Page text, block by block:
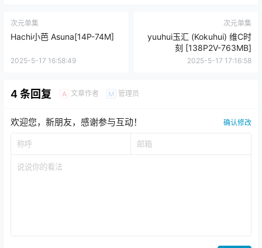
次元单集
Hachi小芭 Asuna[14P-74M]
2025-5-17 16:58:49
次元单集
yuuhui玉汇 (Kokuhui) 维C时
刻 [138P2V-763MB]
2025-5-17 17:16:58
4 条回复 A 文章作者 M 管理员
欢迎您，新朋友，感谢参与互动！ 确认修改